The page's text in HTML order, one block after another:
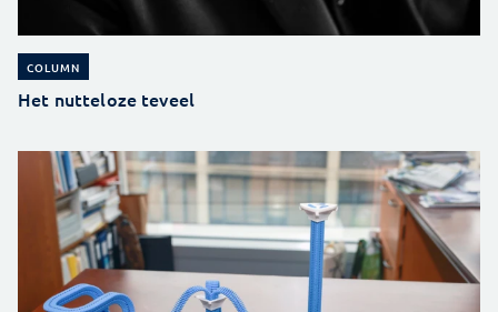
COLUMN
Het nutteloze teveel